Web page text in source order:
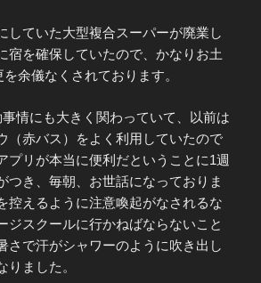
していた大型複合スーパーが廃業し
宿を確保していたので、かなりお土
余儀なくされております。
情にも大きく関わっていて、以前は
（赤バス）をよく利用していたので
プリが本当に便利だということに1週
つき、毎朝、お世話になっておりま
控えるように注意喚起がなされるな
ジスクールに行かねばならないこと
さで汗がシャワーのように吹き出し
りました。